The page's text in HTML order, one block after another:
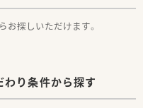
お探しいただけます。
り条件から探す